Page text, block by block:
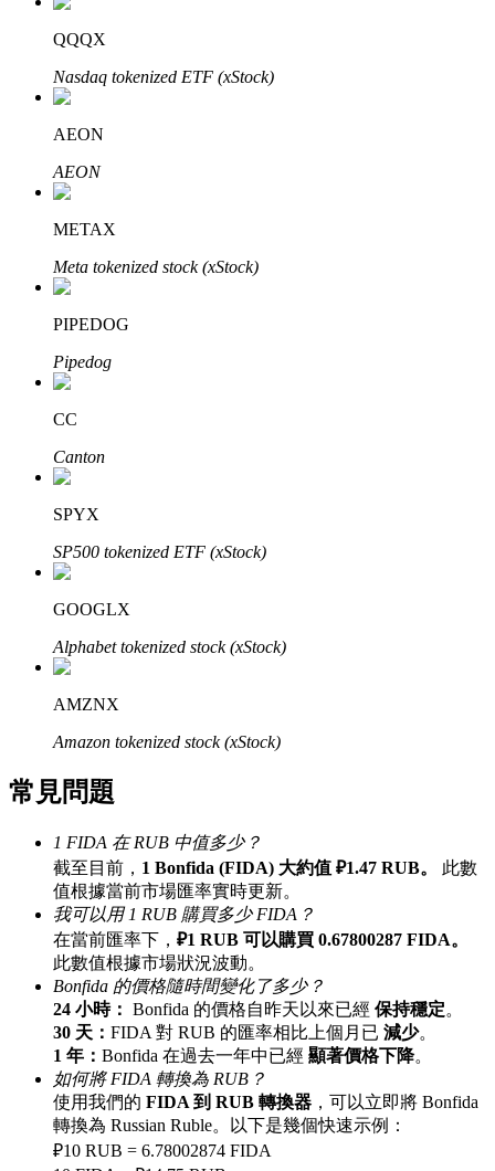
學習理財
Bitrue渠道合伙人
最高達65%佣金！
邀请好友
邀請朋友獲得現金獎勵
QQQX
Nasdaq tokenized ETF (xStock)
AEON
AEON
METAX
Meta tokenized stock (xStock)
PIPEDOG
Pipedog
CC
Canton
SPYX
SP500 tokenized ETF (xStock)
GOOGLX
Alphabet tokenized stock (xStock)
AMZNX
Amazon tokenized stock (xStock)
常見問題
1 FIDA 在 RUB 中值多少？
截至目前， 1 Bonfida (FIDA) 大約值 ₽1.47 RUB。
此數
值根據當前市場匯率實時更新。
我可以用 1 RUB 購買多少 FIDA？
在當前匯率下， ₽1 RUB 可以購買 0.67800287 FIDA。
此數值根據市場狀況波動。
Bonfida 的價格隨時間變化了多少？
24 小時： Bonfida 的價格自昨天以來已經 保持穩定。
30 天： FIDA 對 RUB 的匯率相比上個月已 減少。
1 年： Bonfida 在過去一年中已經 顯著價格下降。
如何將 FIDA 轉換為 RUB？
使用我們的 FIDA 到 RUB 轉換器 ，可以立即將 Bonfida
轉換為 Russian Ruble。以下是幾個快速示例：
₽10 RUB = 6.78002874 FIDA